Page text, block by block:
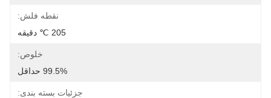
نقطه فلش:
205 ℃ دقیقه
خلوص:
99.5% حداقل
جزئیات بسته بندی: